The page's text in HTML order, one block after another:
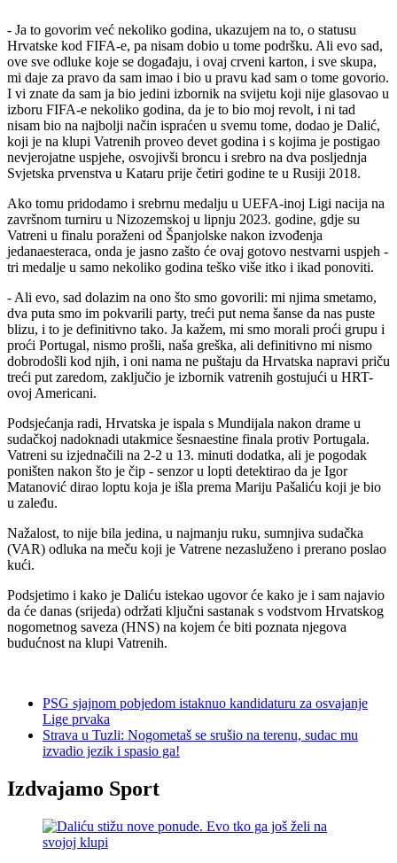
- Ja to govorim već nekoliko godina, ukazujem na to, o statusu
Hrvatske kod FIFA-e, pa nisam dobio u tome podršku. Ali evo sad,
ove sve odluke koje se događaju, i ovaj crveni karton, i sve skupa,
mi daje za pravo da sam imao i bio u pravu kad sam o tome govorio.
I vi znate da sam ja bio jedini izbornik na svijetu koji nije glasovao u
izboru FIFA-e nekoliko godina, da je to bio moj revolt, i ni tad
nisam bio na najbolji način ispraćen u svemu tome, dodao je Dalić,
koji je na klupi Vatrenih proveo devet godina i s kojima je postigao
nevjerojatne uspjehe, osvojivši broncu i srebro na dva posljednja
Svjetska prvenstva u Kataru prije četiri godine te u Rusiji 2018.
Ako tomu pridodamo i srebrnu medalju u UEFA-inoj Ligi nacija na
završnom turniru u Nizozemskoj u lipnju 2023. godine, gdje su
Vatreni u finalu poraženi od Španjolske nakon izvođenja
jedanaesteraca, onda je jasno zašto će ovaj gotovo nestvarni uspjeh -
tri medalje u samo nekoliko godina teško više itko i ikad ponoviti.
- Ali evo, sad dolazim na ono što smo govorili: mi njima smetamo,
dva puta smo im pokvarili party, treći put nema šanse da nas puste
blizu, i to je definitivno tako. Ja kažem, mi smo morali proći grupu i
proći Portugal, nismo prošli, naša greška, ali definitivno mi nismo
dobrodošli kod njih, i oni nama ne puštaju da Hrvatska napravi priču
treći put zaredom, zaključio je izbornik vatrenih gostujući u HRT-
ovoj Americani.
Podsjećanja radi, Hrvatska je ispala s Mundijala nakon drame u
sudačkoj nadoknadi utakmice šesnaestine finala protiv Portugala.
Vatreni su izjednačili na 2-2 u 13. minuti dodatka, ali je pogodak
poništen nakon što je čip - senzor u lopti detektirao da je Igor
Matanović dirao loptu koja je išla prema Mariju Pašaliću koji je bio
u zaleđu.
Nažalost, to nije bila jedina, u najmanju ruku, sumnjiva sudačka
(VAR) odluka na meču koji je Vatrene nezasluženo i prerano poslao
kući.
Podsjetimo i kako je Daliću istekao ugovor će kako je i sam najavio
da će danas (srijeda) održati ključni sastanak s vodstvom Hrvatskog
nogometnog saveza (HNS) na kojem će biti poznata njegova
budućnost na klupi Vatrenih.
PSG sjajnom pobjedom istaknuo kandidaturu za osvajanje
Lige prvaka
Strava u Tuzli: Nogometaš se srušio na terenu, sudac mu
izvadio jezik i spasio ga!
Izdvajamo Sport